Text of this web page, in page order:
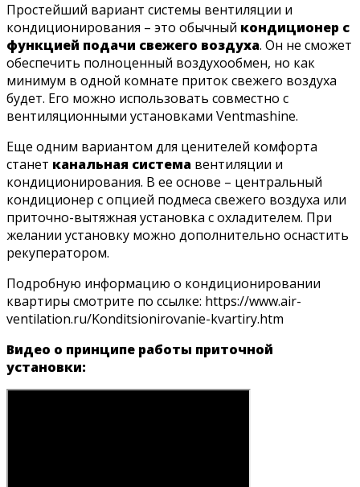
Простейший вариант системы вентиляции и
кондиционирования – это обычный кондиционер с
функцией подачи свежего воздуха. Он не сможет
обеспечить полноценный воздухообмен, но как
минимум в одной комнате приток свежего воздуха
будет. Его можно использовать совместно с
вентиляционными установками Ventmashine.
Еще одним вариантом для ценителей комфорта
станет канальная система вентиляции и
кондиционирования. В ее основе – центральный
кондиционер с опцией подмеса свежего воздуха или
приточно-вытяжная установка с охладителем. При
желании установку можно дополнительно оснастить
рекуператором.
Подробную информацию о кондиционировании
квартиры смотрите по ссылке: https://www.air-
ventilation.ru/Konditsionirovanie-kvartiry.htm
Видео о принципе работы приточной
установки: